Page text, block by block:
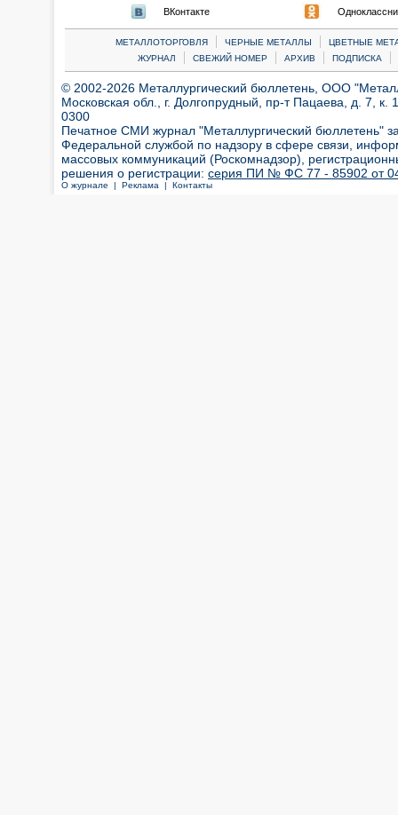
ВКонтакте
МЕТАЛЛОТОРГОВЛЯ | ЧЕРНЫЕ МЕТАЛЛЫ |
ЦВЕТНЫЕ
ЖУРНАЛ
| СВЕЖИЙ НОМЕР | АРХИВ | ПОДПИСКА |
© 2002-2026 Металлургический бюллетень, ООО
Московская обл., г. Долгопрудный, пр-т Пацаева, д. 7,
0300
Печатное СМИ журнал "Металлургический бюллетень"
Федеральной службой по надзору в сфере связи,
массовых коммуникаций (Роскомнадзор),
решения о регистрации: серия ПИ № ФС 77 - 85902 от 04
О журнале | Реклама | Контакты